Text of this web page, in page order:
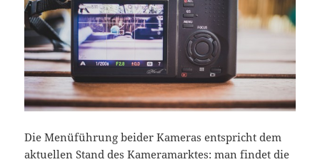
Die Menüführung beider Kameras entspricht dem
aktuellen Stand des Kameramarktes: man findet die